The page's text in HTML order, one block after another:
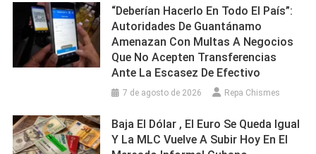
“Deberían Hacerlo En Todo El País”:
Autoridades De Guantánamo
Amenazan Con Multas A Negocios
Que No Acepten Transferencias
Ante La Escasez De Efectivo
7 de agosto de 2026 Repa Chismes
Baja El Dólar , El Euro Se Queda Igual
Y La MLC Vuelve A Subir Hoy En El